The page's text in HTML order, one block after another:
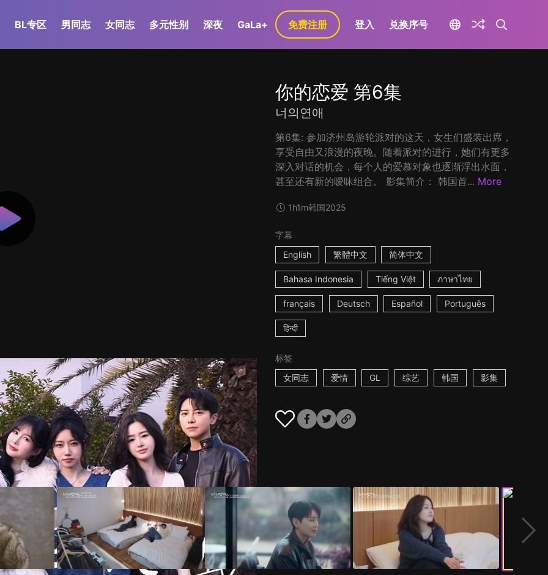
BL专区 男同志 女同志 多元性别 深夜 GaLa+ 免费注册 登入 兑换序号
你的恋爱 第6集
너의연애
第6集: 参加济州岛游轮派对的这天，女生们盛装出席，
享受自由又浪漫的夜晚。随着派对的进行，她们有更多
深入对话的机会，每个人的爱慕对象也逐渐浮出水面，
甚至还有新的暧昧组合。 影集简介： 韩国首... More
1h1m韩国2025
字幕
English
繁體中文 简体中文
Bahasa Indonesia Tiếng Việt ภาษาไทย
français Deutsch Español Português
हिन्दी
标签
女同志
爱情 GL 综艺 韩国 影集